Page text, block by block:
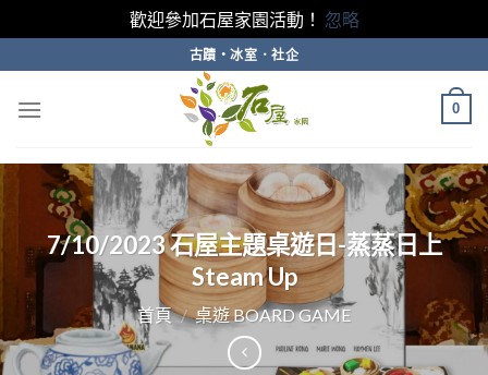
歡迎參加石屋家園活動！ 忽略
to
content
古蹟・冰室．社企
0
7/10/2023 石屋主題桌遊日-蒸蒸日上
Steam Up
首頁 / 桌遊 BOARD GAME